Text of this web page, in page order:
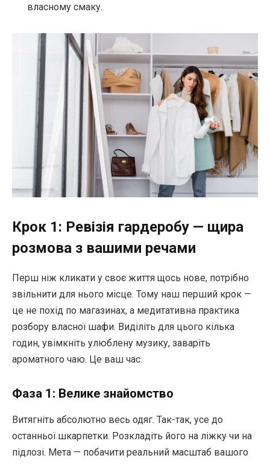
власному смаку.
Крок 1: Ревізія гардеробу — щира
розмова з вашими речами
Перш ніж кликати у своє життя щось нове, потрібно
звільнити для нього місце. Тому наш перший крок —
це не похід по магазинах, а медитативна практика
розбору власної шафи. Виділіть для цього кілька
годин, увімкніть улюблену музику, заваріть
ароматного чаю. Це ваш час.
Фаза 1: Велике знайомство
Витягніть абсолютно весь одяг. Так-так, усе до
останньої шкарпетки. Розкладіть його на ліжку чи на
підлозі. Мета — побачити реальний масштаб вашого